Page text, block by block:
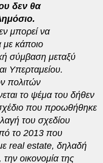
δεν θα
μπορεί να
με κάποιο
σύμβαση μεταξύ
Υπερταμείου.
πολιτών
το ψέμα του δήθεν
που προωθήθηκε
του σχεδίου
το 2013 που
real estate, δηλαδή
οικονομία της